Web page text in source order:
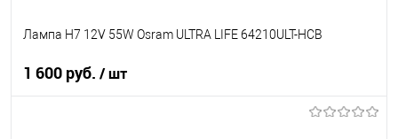
Лампа H7 12V 55W Osram ULTRA LIFE 64210ULT-HCB
1 600 руб. / шт